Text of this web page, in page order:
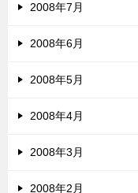
2008年7月
2008年6月
2008年5月
2008年4月
2008年3月
2008年2月